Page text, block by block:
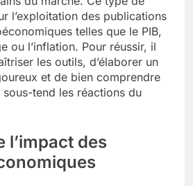
l’exploitation des publications
telles que le PIB,
ou l’inflation. Pour réussir, il
les outils, d’élaborer un
et de bien comprendre
tend les réactions du
l’impact des